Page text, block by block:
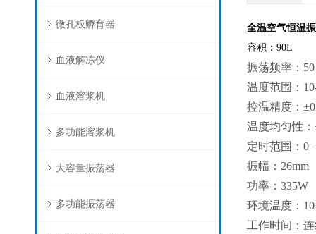
微孔板孵育器
血液解冻仪
血液溶浆机
多功能溶浆机
大容量振荡器
多功能振荡器
全温空气恒温
容积：90L
振荡频率：50
温度范围：
控温精度：
温度均匀性
定时范围：0
振幅：26mm
功率：335W
环境温度：
工作时间：